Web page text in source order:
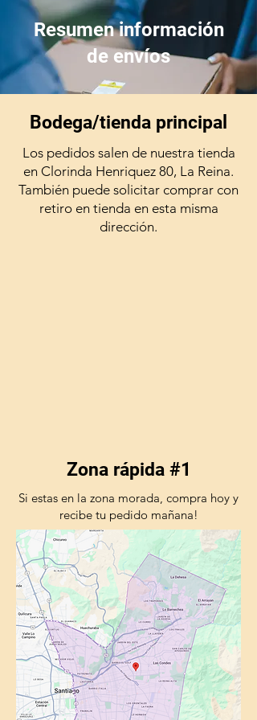
en el pabellón debido a su alto
contenido de poliéster, que, al
formar un campo magnético
junto con la acción del
electrobisturí, podría provocar
destacar que estas gasas son
gamma y están libres de látex,
garantizando así su seguridad y
calidad para su aplicación
médica.
Resumen información
de envíos
Bodega/tienda principal
Los pedidos salen de nuestra tienda
en Clorinda Henriquez 80, La Reina.
También puede solicitar comprar con
retiro en tienda en esta misma
dirección.
Zona rápida #1
Si estas en la zona morada, compra hoy y
recibe tu pedido mañana!